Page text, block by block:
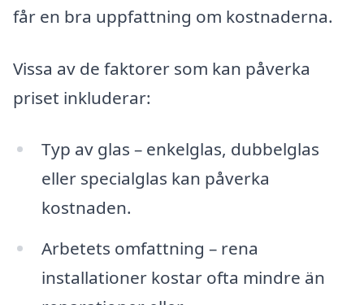
får en bra uppfattning om kostnaderna.
Vissa av de faktorer som kan påverka
priset inkluderar:
Typ av glas – enkelglas, dubbelglas
eller specialglas kan påverka
kostnaden.
Arbetets omfattning – rena
installationer kostar ofta mindre än